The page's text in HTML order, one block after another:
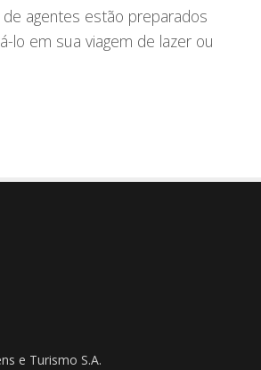
agentes estão preparados
lo em sua viagem de lazer ou
e Turismo S.A.